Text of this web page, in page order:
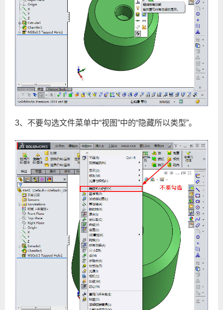
3、不要勾选文件菜单中“视图”中的“隐藏所以类型”。